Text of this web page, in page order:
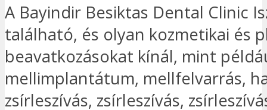
A Bayindir Besiktas Dental Clinic
található, és olyan kozmetikai és
beavatkozásokat kínál, mint
mellimplantátum, mellfelvarrás,
zsírleszívás, zsírleszívás,